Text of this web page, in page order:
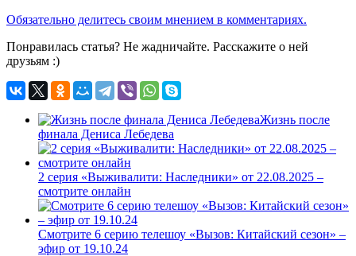
Обязательно делитесь своим мнением в комментариях.
Понравилась статья? Не жадничайте. Расскажите о ней
друзьям :)
Жизнь после
финала Дениса Лебедева
2 серия «Выживалити: Наследники» от 22.08.2025 –
смотрите онлайн
Смотрите 6 серию телешоу «Вызов: Китайский сезон» –
эфир от 19.10.24